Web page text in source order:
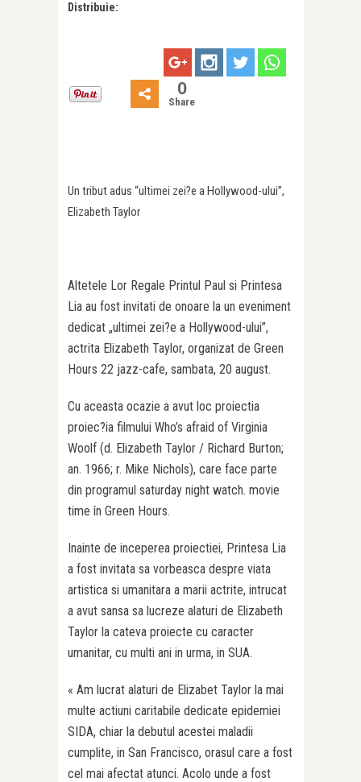
Distribuie:
0
Share
Un tribut adus “ultimei zei?e a Hollywood-ului”,
Elizabeth Taylor
Altetele Lor Regale Printul Paul si Printesa
Lia au fost invitati de onoare la un eveniment
dedicat „ultimei zei?e a Hollywood-ului”,
actrita Elizabeth Taylor, organizat de Green
Hours 22 jazz-cafe, sambata, 20 august.
Cu aceasta ocazie a avut loc proiectia
proiec?ia filmului Who’s afraid of Virginia
Woolf (d. Elizabeth Taylor / Richard Burton;
an. 1966; r. Mike Nichols), care face parte
din programul saturday night watch. movie
time în Green Hours.
Inainte de inceperea proiectiei, Printesa Lia
a fost invitata sa vorbeasca despre viata
artistica si umanitara a marii actrite, intrucat
a avut sansa sa lucreze alaturi de Elizabeth
Taylor la cateva proiecte cu caracter
umanitar, cu multi ani in urma, in SUA.
« Am lucrat alaturi de Elizabet Taylor la mai
multe actiuni caritabile dedicate epidemiei
SIDA, chiar la debutul acestei maladii
cumplite, in San Francisco, orasul care a fost
cel mai afectat atunci. Acolo unde a fost